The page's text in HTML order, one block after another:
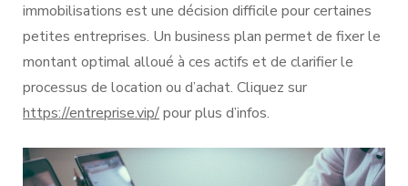
immobilisations est une décision difficile pour certaines
petites entreprises. Un business plan permet de fixer le
montant optimal alloué à ces actifs et de clarifier le
processus de location ou d’achat. Cliquez sur
https://entreprise.vip/pour plus d’infos.